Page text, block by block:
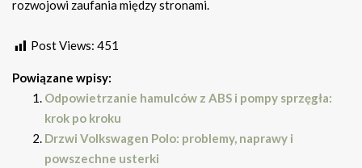
rozwojowi zaufania między stronami.
Post Views: 451
Powiązane wpisy:
Odpowietrzanie hamulców z ABS i pompy sprzęgła:
krok po kroku
Drzwi Volkswagen Polo: problemy, naprawy i
powszechne usterki